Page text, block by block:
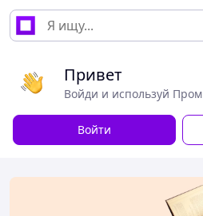
Привет
Войди и используй
Войти